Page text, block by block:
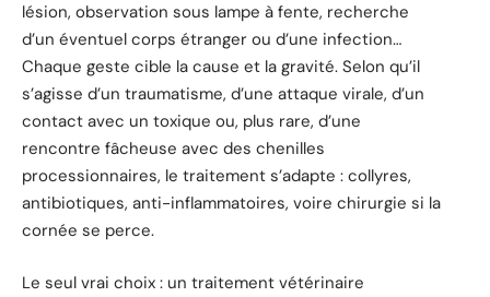
lésion, observation sous lampe à fente, recherche
d’un éventuel corps étranger ou d’une infection…
Chaque geste cible la cause et la gravité. Selon qu’il
s’agisse d’un traumatisme, d’une attaque virale, d’un
contact avec un toxique ou, plus rare, d’une
rencontre fâcheuse avec des chenilles
processionnaires, le traitement s’adapte : collyres,
antibiotiques, anti-inflammatoires, voire chirurgie si la
cornée se perce.
Le seul vrai choix : un traitement vétérinaire